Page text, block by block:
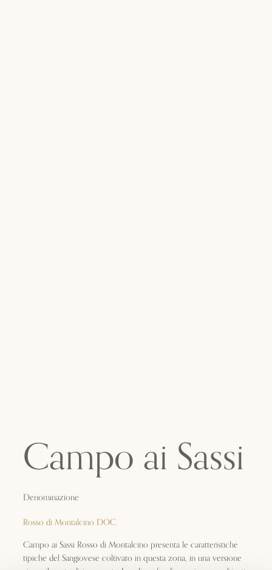
Campo ai Sassi
Denominazione
Rosso di Montalcino DOC
Campo ai Sassi Rosso di Montalcino presenta le caratteristiche
tipiche del Sangiovese coltivato in questa zona, in una versione